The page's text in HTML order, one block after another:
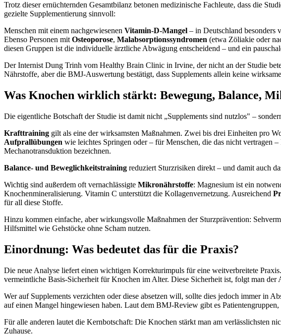
Trotz dieser ernüchternden Gesamtbilanz betonen medizinische Fachleute, dass die
gezielte Supplementierung sinnvoll:
Menschen mit einem nachgewiesenen Vitamin-D-Mangel – in Deutschland besonders
Ebenso Personen mitOsteoporose, Malabsorptionssyndromen (etwa Zöliakie oder
diesen Gruppen ist die individuelle ärztliche Abwägung entscheidend – und ein
Der Internist Dung Trinh vom Healthy Brain Clinic in Irvine, der nicht an der Studie
Nährstoffe, aber die BMJ-Auswertung bestätigt, dass Supplements allein keine
Was Knochen wirklich stärkt: Bewegung, Balance,
Die eigentliche Botschaft der Studie ist damit nicht „Supplements sind nutzlos" –
Krafttraining gilt als eine der wirksamsten Maßnahmen. Zwei bis drei Einheiten pro
Aufprallübungen wie leichtes Springen oder – für Menschen, die das nicht vertragen
Mechanotransduktion bezeichnen.
Balance- und Beweglichkeitstraining reduziert Sturzrisiken direkt – und damit auch
Wichtig sind außerdem oft vernachlässigte Mikronährstoffe: Magnesium ist ein
Knochenmineralisierung. Vitamin C unterstützt die Kollagenvernetzung. Ausreichend
für all diese Stoffe.
Hinzu kommen einfache, aber wirkungsvolle Maßnahmen der Sturzprävention:
Hilfsmittel wie Gehstöcke ohne Scham nutzen.
Einordnung: Was bedeutet das für die Praxis?
Die neue Analyse liefert einen wichtigen Korrekturimpuls für eine weitverbreitete
vermeintliche Basis-Sicherheit für Knochen im Alter. Diese Sicherheit ist, folgt man
Wer auf Supplements verzichten oder diese absetzen will, sollte dies jedoch immer in
auf einen Mangel hingewiesen haben. Laut dem BMJ-Review gibt es
Für alle anderen lautet die Kernbotschaft: Die Knochen stärkt man am verlässlichsten
Zuhause.